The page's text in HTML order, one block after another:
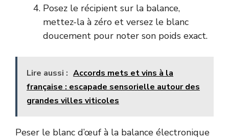
Posez le récipient sur la balance,
mettez-la à zéro et versez le blanc
doucement pour noter son poids exact.
Lire aussi : Accords mets et vins à la
française : escapade sensorielle autour des
grandes villes viticoles
Peser le blanc d’œuf à la balance électronique